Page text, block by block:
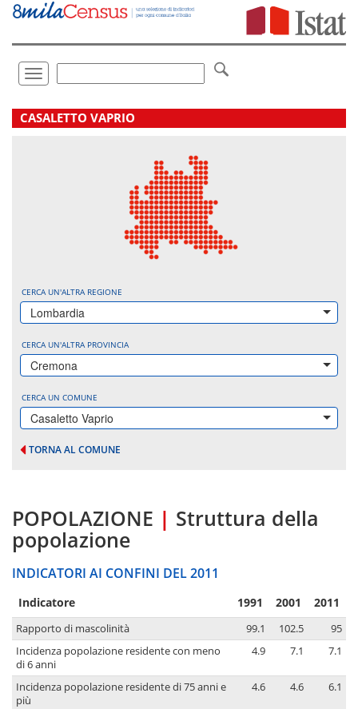
Vai
direttamente
Toggle
navigation
.
CASALETTO VAPRIO
CERCA UN'ALTRA REGIONE
Lombardia
CERCA UN'ALTRA PROVINCIA
Cremona
CERCA UN COMUNE
Casaletto Vaprio
TORNA AL COMUNE
POPOLAZIONE | Struttura della
popolazione
INDICATORI AI CONFINI DEL 2011
Indicatore 1991 2001 2011
Rapporto di mascolinità 99.1 102.5
95
Incidenza popolazione residente con meno
di 6 anni
4.9 7.1 7.1
Incidenza popolazione residente di 75 anni e
più
4.6 4.6 6.1